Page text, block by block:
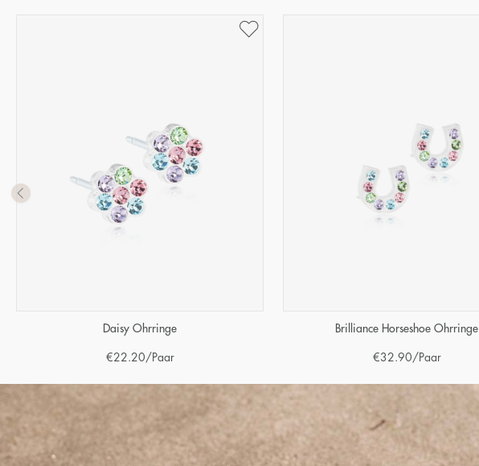
Daisy Ohrringe
€22.20 /Paar
Brilliance Horseshoe Ohrringe
€32.90 /Paar